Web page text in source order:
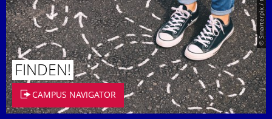
FINDEN!
CAMPUS NAVIGATOR